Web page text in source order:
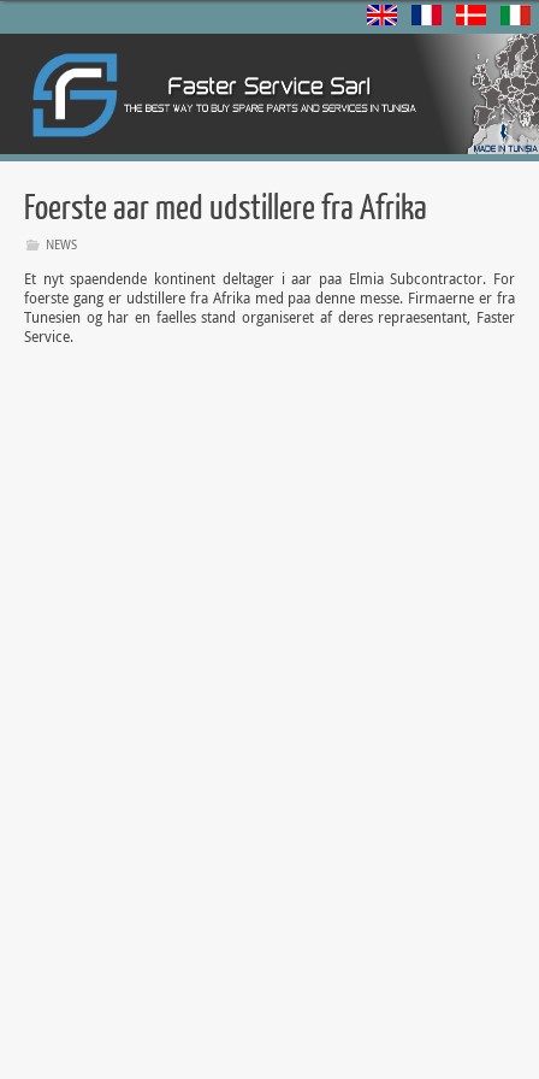
Foerste aar med udstillere fra Afrika
NEWS
Et nyt spaendende kontinent deltager i aar paa Elmia Subcontractor. For
foerste gang er udstillere fra Afrika med paa denne messe. Firmaerne er fra
Tunesien og har en faelles stand organiseret af deres repraesentant, Faster
Service.